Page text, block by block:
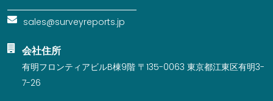
sales@surveyreports.jp
会社住所
有明フロンティアビルB棟9階 〒135-0063 東京都江東区有明3-
7-26